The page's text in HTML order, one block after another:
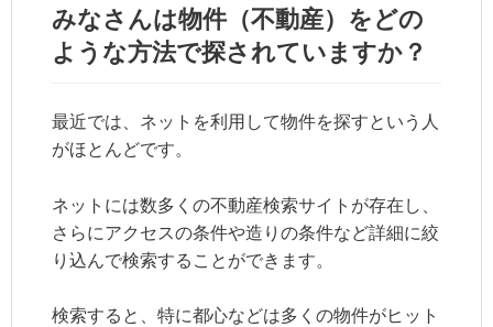
みなさんは物件（不動産）をどの
ような方法で探されていますか？
最近では、ネットを利用して物件を探すという人
がほとんどです。
ネットには数多くの不動産検索サイトが存在し、
さらにアクセスの条件や造りの条件など詳細に絞
り込んで検索することができます。
検索すると、特に都心などは多くの物件がヒット